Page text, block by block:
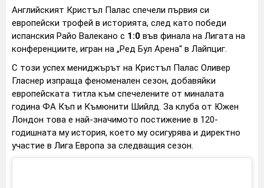
Английският Кристъл Палас спечели първия си
европейски трофей в историята, след като победи
испанския Райо Валекано с 1:0 във финала на Лигата на
конференциите, игран на „Ред Бул Арена“ в Лайпциг.
С този успех мениджърът на Кристъл Палас Оливер
Гласнер изпраща феноменален сезон, добавяйки
европейската титла към спечелените от миналата
година ФА Къп и Къмюнити Шийлд. За клуба от Южен
Лондон това е най-значимото постижение в 120-
годишната му история, което му осигурява и директно
участие в Лига Европа за следващия сезон.